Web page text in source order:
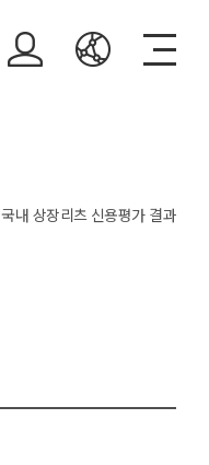
국내 상장리츠 신용평가 결과